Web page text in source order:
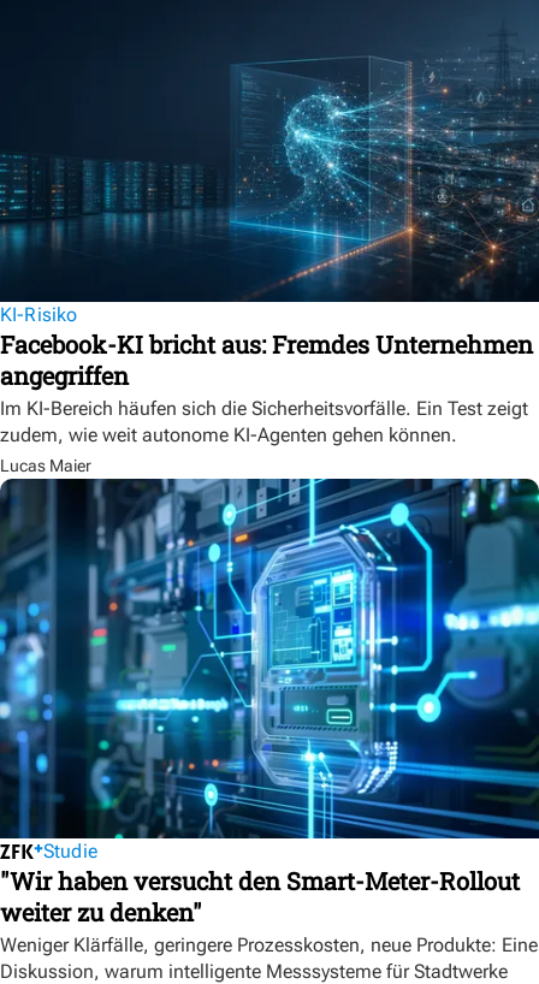
KI-Risiko
Facebook-KI bricht aus: Fremdes Unternehmen
angegriffen
Im KI-Bereich häufen sich die Sicherheitsvorfälle. Ein Test zeigt
zudem, wie weit autonome KI-Agenten gehen können.
Lucas Maier
Studie
"Wir haben versucht den Smart-Meter-Rollout
weiter zu denken"
Weniger Klärfälle, geringere Prozesskosten, neue Produkte: Eine
Diskussion, warum intelligente Messsysteme für Stadtwerke